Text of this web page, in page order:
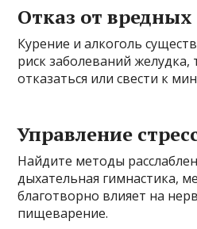
Отказ от
Курение и алкоголь
риск заболеваний желудка,
отказаться или свести к
Управление
Найдите методы
дыхательная гимнастика,
благотворно влияет на
пищеварение.